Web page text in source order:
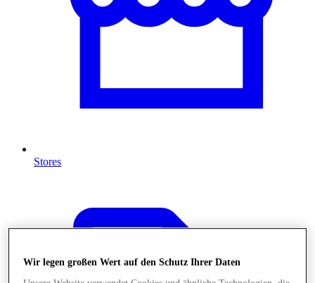
Stores
Wir legen großen Wert auf den Schutz Ihrer Daten